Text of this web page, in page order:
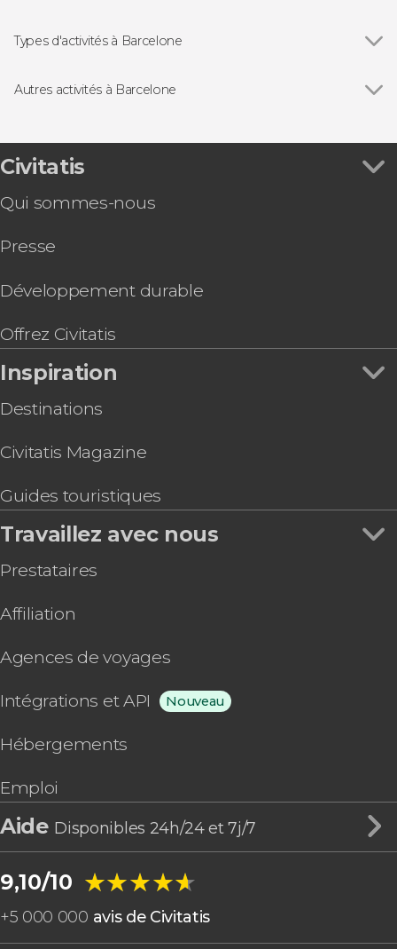
Sagrada Familia
Passeig de Gràcia
Abbaye de Montserrat
Spotify Camp Nou
Types d'activités à Barcelone
Free Tour
Bus touristique
Balades en bateau à Barcelone
Excursions d'une journée
Autres activités à Barcelone
Billet pour la Casa Batlló
Location de jet ski à Barcelone
Billet pour l'Enceinte moderniste Sant Pau
chocolat
Téléphérique de Montjuïc
Billet pour l'Aquarium de Barcelone
Civitatis
Qui sommes-nous
Presse
Développement durable
Offrez Civitatis
Inspiration
Destinations
Civitatis Magazine
Guides touristiques
Travaillez avec nous
Prestataires
Affiliation
Agences de voyages
Intégrations et API Nouveau
Hébergements
Emploi
Aide Disponibles 24h/24 et 7j/7
9,10/10 ★★★★★
★★★★★
+5 000 000 avis de Civitatis